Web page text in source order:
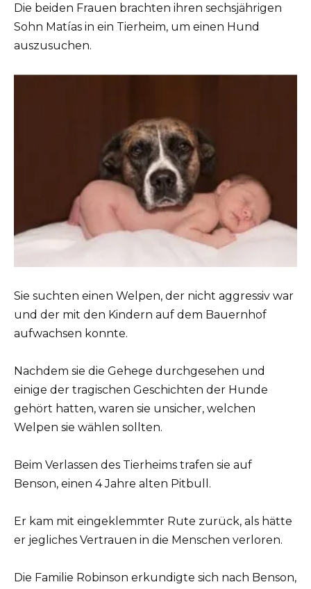
Die beiden Frauen brachten ihren sechsjährigen
Sohn Matías in ein Tierheim, um einen Hund
auszusuchen.
Sie suchten einen Welpen, der nicht aggressiv war
und der mit den Kindern auf dem Bauernhof
aufwachsen konnte.
Nachdem sie die Gehege durchgesehen und
einige der tragischen Geschichten der Hunde
gehört hatten, waren sie unsicher, welchen
Welpen sie wählen sollten.
Beim Verlassen des Tierheims trafen sie auf
Benson, einen 4 Jahre alten Pitbull.
Er kam mit eingeklemmter Rute zurück, als hätte
er jegliches Vertrauen in die Menschen verloren.
Die Familie Robinson erkundigte sich nach Benson,